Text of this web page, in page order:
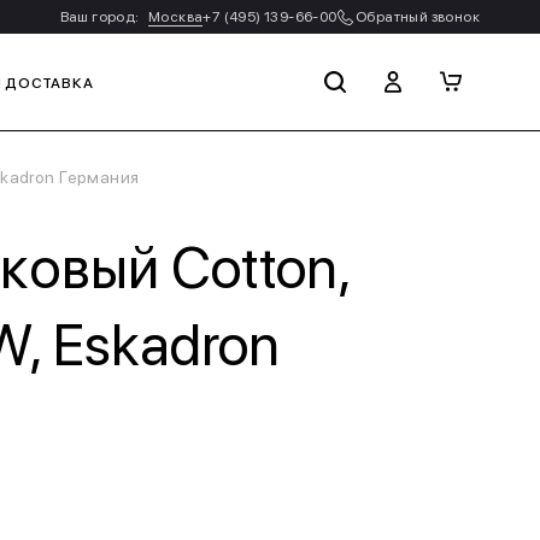
Ваш город: Москва+7 (495) 139-66-00 Обратный звонок
ДОСТАВКА
Германия
Cotton,
Eskadron